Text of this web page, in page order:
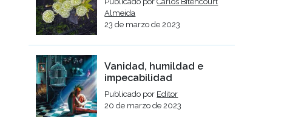
Almeida
23 de marzo de 2023
Vanidad, humildad e
impecabilidad
Publicado por Editor
20 de marzo de 2023